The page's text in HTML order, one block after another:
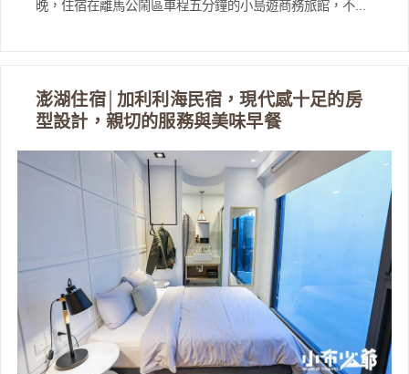
晚，住宿在離馬公鬧區車程五分鐘的小島遊商務旅館，不...
澎湖住宿│加利利海民宿，現代感十足的房
型設計，親切的服務與美味早餐